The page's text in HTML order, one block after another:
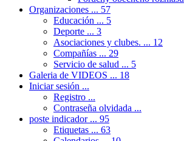
Organizaciones ... 57
Educación ... 5
Deporte ... 3
Asociaciones y clubes. ... 12
Compañías ... 29
Servicio de salud ... 5
Galeria de VIDEOS ... 18
Iniciar sesión ...
Registro ...
Contraseña olvidada ...
poste indicador ... 95
Etiquetas ... 63